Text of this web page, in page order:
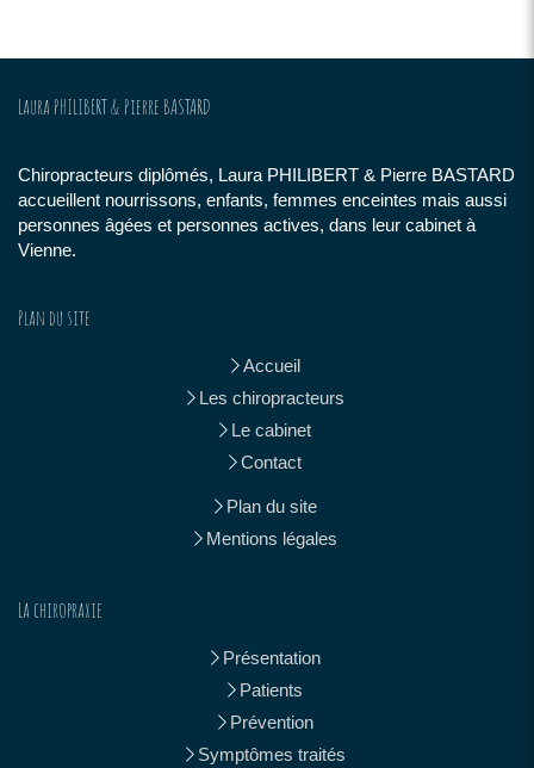
Laura PHILIBERT & Pierre BASTARD
Chiropracteurs diplômés, Laura PHILIBERT & Pierre BASTARD
accueillent nourrissons, enfants, femmes enceintes mais aussi
personnes âgées et personnes actives, dans leur cabinet à
Vienne.
Plan du site
Accueil
Les chiropracteurs
Le cabinet
Contact
Plan du site
Mentions légales
La chiropraxie
Présentation
Patients
Prévention
Symptômes traités